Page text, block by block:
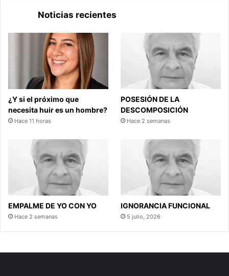
Noticias recientes
¿Y si el próximo que
necesita huir es un hombre?
Hace 11 horas
POSESIÓN DE LA
DESCOMPOSICIÓN
Hace 2 semanas
EMPALME DE YO CON YO
Hace 2 semanas
IGNORANCIA FUNCIONAL
5 julio, 2026